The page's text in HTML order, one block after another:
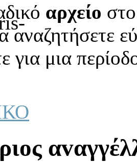
αρχείο
αναζητήσετε
για μια